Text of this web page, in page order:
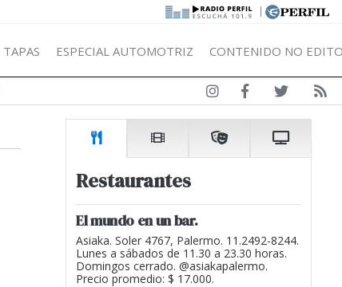
|
TAPAS ESPECIAL AUTOMOTRIZ CONTENIDO NO
Restaurantes
El mundo en un bar.
Asiaka. Soler 4767, Palermo. 11.2492-8244.
Lunes a sábados de 11.30 a 23.30 horas.
Domingos cerrado. @asiakapalermo.
Precio promedio: $ 17.000.